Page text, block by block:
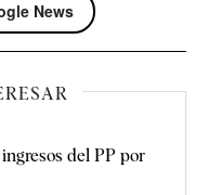
News
del PP por